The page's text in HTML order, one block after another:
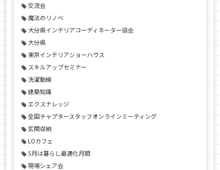
交流会
魔法のリノベ
大分県インテリアコーディネーター協会
大分県
東京インテリアショーハウス
スキルアップセミナー
洗濯動線
建築知識
エクスナレッジ
全国チャプタースタッフオンラインミーティング
玄関収納
LOカフェ
5月は暮らし最適化月間
現場シェア会